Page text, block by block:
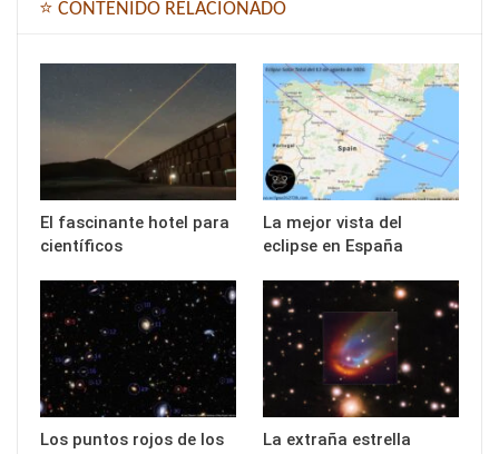
⭐ CONTENIDO RELACIONADO
El fascinante hotel para
científicos
La mejor vista del
eclipse en España
Los puntos rojos de los
La extraña estrella